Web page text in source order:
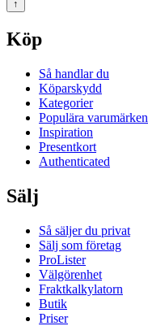
↑
Köp
Så handlar du
Köparskydd
Kategorier
Populära varumärken
Inspiration
Presentkort
Authenticated
Sälj
Så säljer du privat
Sälj som företag
ProLister
Välgörenhet
Fraktkalkylatorn
Butik
Priser